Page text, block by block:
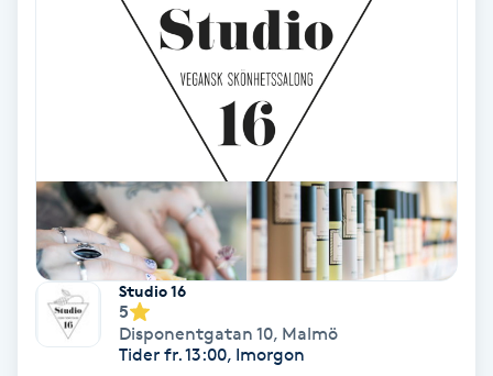
Ansiktsbehandling djuprengörande
Bambumassage
Barber
Barnklippning
Studio 16
5
Disponentgatan 10, Malmö
Tider fr. 13:00, Imorgon